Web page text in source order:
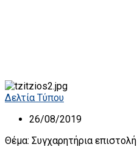
Δελτία Τύπου
26/08/2019
Θέμα: Συγχαρητήρια επιστολή